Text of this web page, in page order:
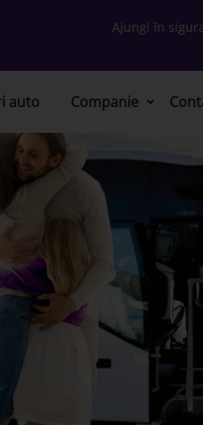
Ajungi în
auto Companie